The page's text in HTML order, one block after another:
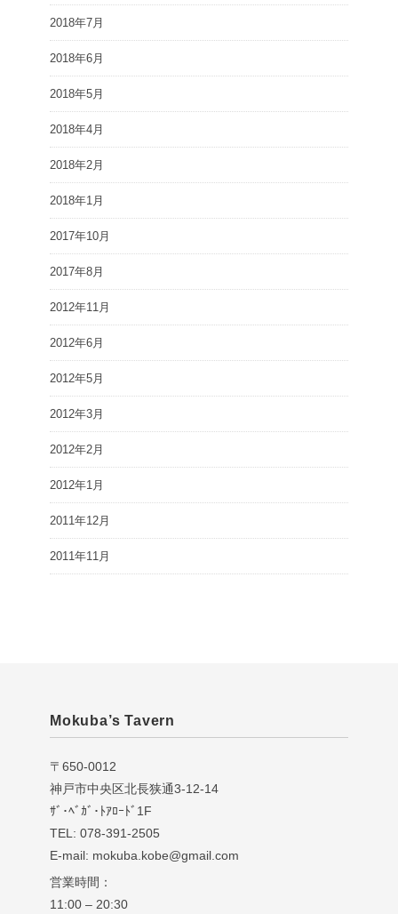
2018年7月
2018年6月
2018年5月
2018年4月
2018年2月
2018年1月
2017年10月
2017年8月
2012年11月
2012年6月
2012年5月
2012年3月
2012年2月
2012年1月
2011年12月
2011年11月
Mokuba’s Tavern
〒650-0012
神戸市中央区北長狭通3-12-14
ｻﾞ･ﾍﾞｶﾞ･ﾄｱﾛｰﾄﾞ1F
TEL: 078-391-2505
E-mail: mokuba.kobe@gmail.com
営業時間：
11:00 – 20:30